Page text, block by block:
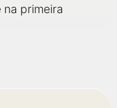
primeira